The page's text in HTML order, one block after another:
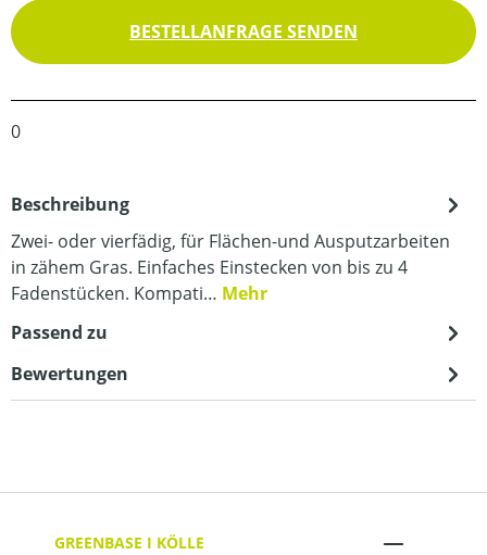
BESTELLANFRAGE SENDEN
0
Beschreibung
Zwei- oder vierfädig, für Flächen-und Ausputzarbeiten
in zähem Gras. Einfaches Einstecken von bis zu 4
Fadenstücken. Kompati… Mehr
Passend zu
Bewertungen
GREENBASE I KÖLLE